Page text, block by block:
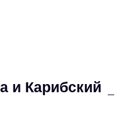
и Карибский